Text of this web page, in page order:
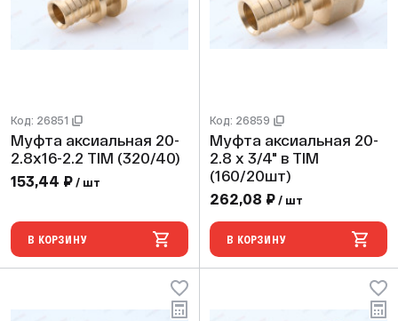
Код: 26851
Муфта аксиальная 20-
2.8х16-2.2 TIM (320/40)
153,44 ₽ / шт
В КОРЗИНУ
Код: 26859
Муфта аксиальная 20-
2.8 х 3/4" в TIM
(160/20шт)
262,08 ₽ / шт
В КОРЗИНУ